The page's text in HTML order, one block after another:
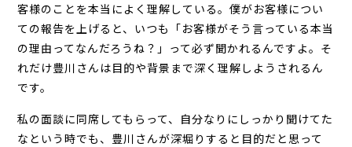
客様のことを本当によく理解している。僕がお客様につい
ての報告を上げると、いつも「お客様がそう言っている本当
の理由ってなんだろうね？」って必ず聞かれるんですよ。そ
れだけ豊川さんは目的や背景まで深く理解しようされるん
です。
私の面談に同席してもらって、自分なりにしっかり聞けてた
なという時でも、豊川さんが深堀りすると目的だと思って